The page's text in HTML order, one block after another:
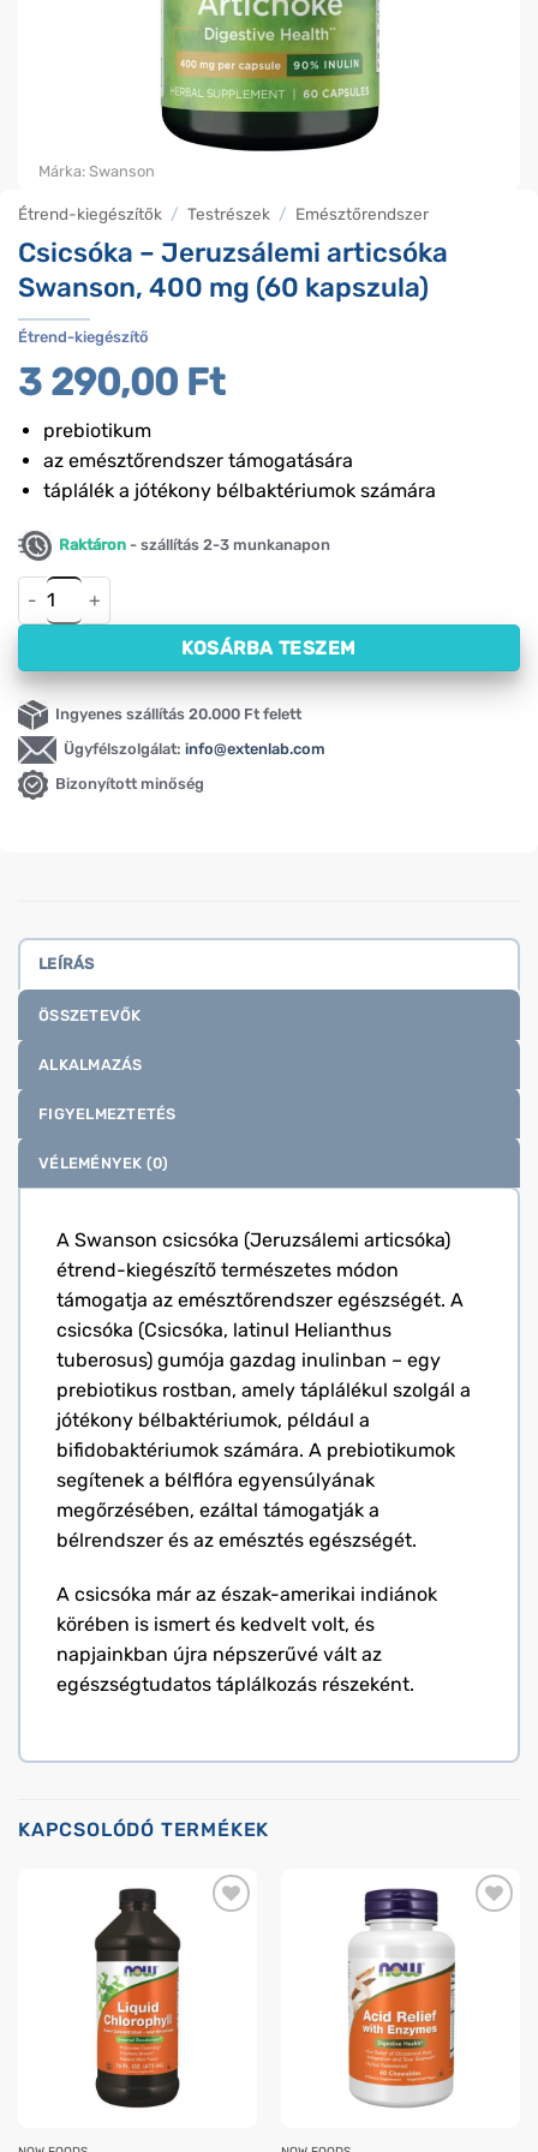
Étrend-kiegészítők / Testrészek / Emésztőrendszer
Csicsóka – Jeruzsálemi articsóka
Swanson, 400 mg (60 kapszula)
Étrend-kiegészítő
3 290,00 Ft
prebiotikum
az emésztőrendszer támogatására
táplálék a jótékony bélbaktériumok számára
Raktáron - szállítás 2-3 munkanapon
Csicsóka – Jeruzsálemi articsóka Swanson, 400 mg (60
KOSÁRBA TESZEM
Ingyenes szállítás 20.000 Ft felett
Ügyfélszolgálat: info@extenlab.com
Bizonyított minőség
Márka: Swanson
LEÍRÁS
ÖSSZETEVŐK
ALKALMAZÁS
FIGYELMEZTETÉS
VÉLEMÉNYEK (0)
A Swanson csicsóka (Jeruzsálemi articsóka)
étrend-kiegészítő természetes módon
támogatja az emésztőrendszer egészségét. A
csicsóka (Csicsóka, latinul Helianthus
tuberosus) gumója gazdag inulinban – egy
prebiotikus rostban, amely táplálékul szolgál a
jótékony bélbaktériumok, például a
bifidobaktériumok számára. A prebiotikumok
segítenek a bélflóra egyensúlyának
megőrzésében, ezáltal támogatják a
bélrendszer és az emésztés egészségét.
A csicsóka már az észak-amerikai indiánok
körében is ismert és kedvelt volt, és
napjainkban újra népszerűvé vált az
egészségtudatos táplálkozás részeként.
KAPCSOLÓDÓ TERMÉKEK